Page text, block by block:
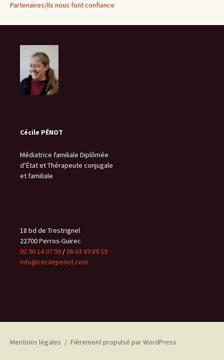
Partenaires/Ils nous font confiance
Cécile PÉNOT
Médiatrice familiale Diplômée
d’État et Thérapeute conjugale
et familiale
18 bd de Trestrignel
22700 Perros-Guirec
02 96 14 07 90 /06 63 89 89 59
info@cecilepenot.com
Mentions légales Fièrement propulsé par WordPress